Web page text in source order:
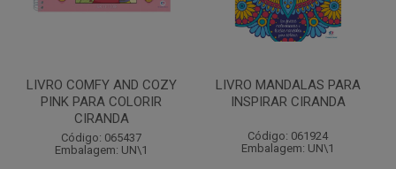
LIVRO COMFY AND COZY
PINK PARA COLORIR
CIRANDA
Código: 065437
Embalagem: UN\1
LIVRO MANDALAS PARA
INSPIRAR CIRANDA
Código: 061924
Embalagem: UN\1